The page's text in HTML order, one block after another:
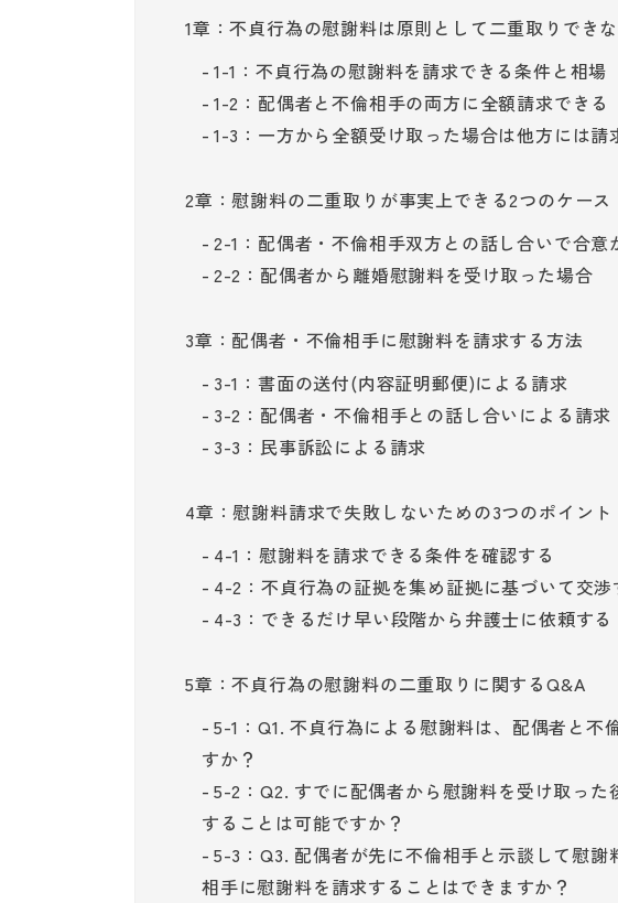
1章：不貞行為の慰謝料は原則として二重取りでき
1-1：不貞行為の慰謝料を請求できる条件と相場
1-2：配偶者と不倫相手の両方に全額請求できる
1-3：一方から全額受け取った場合は他方には請
2章：慰謝料の二重取りが事実上できる2つのケース
2-1：配偶者・不倫相手双方との話し合いで合意
2-2：配偶者から離婚慰謝料を受け取った場合
3章：配偶者・不倫相手に慰謝料を請求する方法
3-1：書面の送付(内容証明郵便)による請求
3-2：配偶者・不倫相手との話し合いによる請求
3-3：民事訴訟による請求
4章：慰謝料請求で失敗しないための3つのポイント
4-1：慰謝料を請求できる条件を確認する
4-2：不貞行為の証拠を集め証拠に基づいて交渉
4-3：できるだけ早い段階から弁護士に依頼する
5章：不貞行為の慰謝料の二重取りに関するQ&A
5-1：Q1. 不貞行為による慰謝料は、配偶者と不
すか？
5-2：Q2. すでに配偶者から慰謝料を受け取っ
することは可能ですか？
5-3：Q3. 配偶者が先に不倫相手と示談して慰
相手に慰謝料を請求することはできますか？